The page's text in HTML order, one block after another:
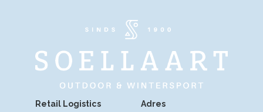
Adres
Retail Logistics